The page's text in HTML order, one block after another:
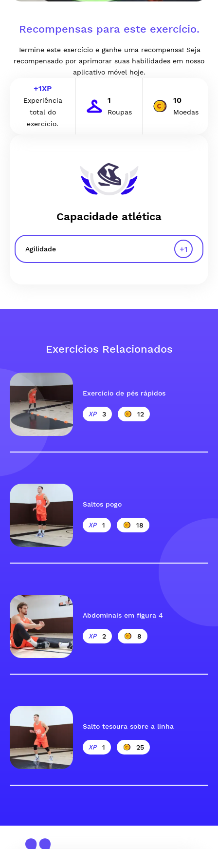
Recompensas para este exercício.
Termine este exercício e ganhe uma recompensa! Seja
recompensado por aprimorar suas habilidades em nosso
aplicativo móvel hoje.
+1XP
Experiência
total do
exercício.
1
Roupas
10
Moedas
Capacidade atlética
Agilidade +1
Exercícios Relacionados
Exercício de pés rápidos
3 12
Saltos pogo
1 18
Abdominais em figura 4
2 8
Salto tesoura sobre a linha
1 25